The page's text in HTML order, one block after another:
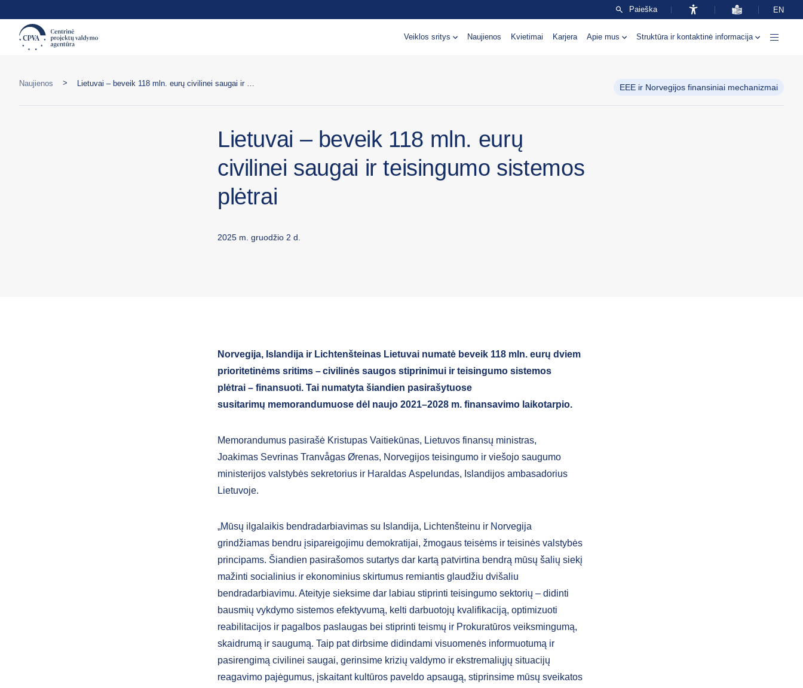
Paieška EN
Veiklos sritys Naujienos Kvietimai Karjera Apie mus Struktūra ir kontaktinė informacija
Naujienos > EEE ir Norvegijos finansiniai mechanizmai
Lietuvai – beveik 118 mln. eurų
civilinei saugai ir teisingumo sistemos
plėtrai
2025 m. gruodžio 2 d.
Norvegija, Islandija ir Lichtenšteinas Lietuvai numatė beveik 118 mln. eurų dviem
prioritetinėms sritims –civilinės saugos stiprinimui ir teisingumo sistemos
plėtrai – finansuoti. Tai numatyta šiandien pasirašytuose
susitarimų memorandumuose dėl naujo 2021–2028 m. finansavimo laikotarpio.
Memorandumus pasirašė Kristupas Vaitiekūnas, Lietuvos finansų ministras,
Joakimas Sevrinas Tranvågas Ørenas, Norvegijos teisingumo ir viešojo saugumo
ministerijos valstybės sekretorius ir Haraldas Aspelundas, Islandijos ambasadorius
Lietuvoje.
„Mūsų ilgalaikis bendradarbiavimas su Islandija, Lichtenšteinu ir Norvegija
grindžiamas bendru įsipareigojimu demokratijai, žmogaus teisėms ir teisinės valstybės
principams. Šiandien pasirašomos sutartys dar kartą patvirtina bendrą mūsų šalių siekį
mažinti socialinius ir ekonominius skirtumus remiantis glaudžiu dvišaliu
bendradarbiavimu. Ateityje sieksime dar labiau stiprinti teisingumo sektorių – didinti
bausmių vykdymo sistemos efektyvumą, kelti darbuotojų kvalifikaciją, optimizuoti
reabilitacijos ir pagalbos paslaugas bei stiprinti teismų ir Prokuratūros veiksmingumą,
skaidrumą ir saugumą. Taip pat dirbsime didindami visuomenės informuotumą ir
pasirengimą civilinei saugai, gerinsime krizių valdymo ir ekstremaliųjų situacijų
reagavimo pajėgumus, įskaitant kultūros paveldo apsaugą, stiprinsime mūsų sveikatos